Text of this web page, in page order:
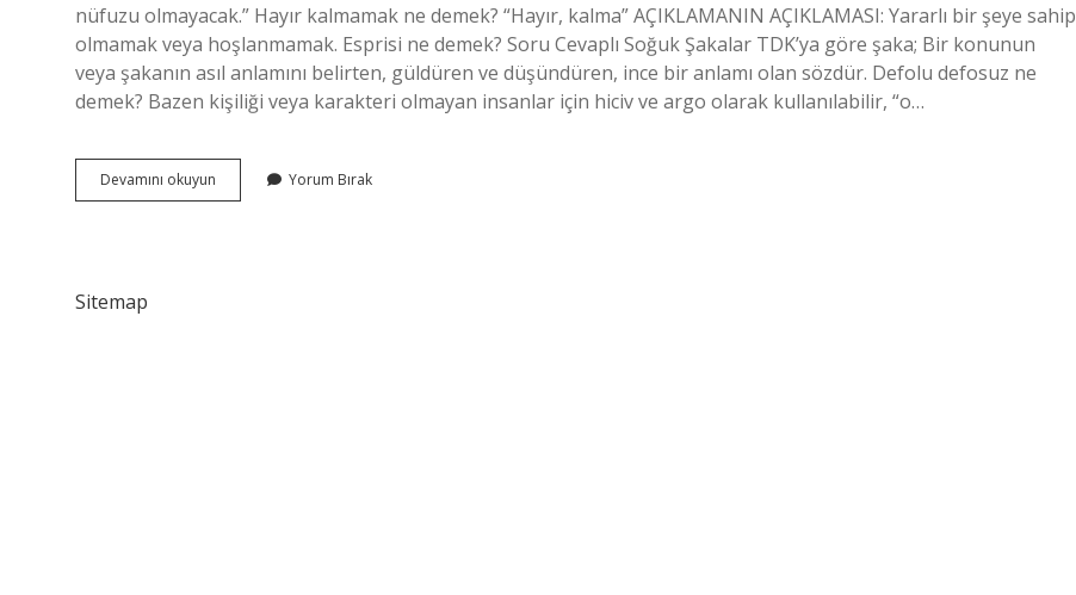
nüfuzu olmayacak.” Hayır kalmamak ne demek? “Hayır, kalma” AÇIKLAMANIN AÇIKLAMASI: Yararlı bir şeye sahip
olmamak veya hoşlanmamak. Esprisi ne demek? Soru Cevaplı Soğuk Şakalar TDK’ya göre şaka; Bir konunun
veya şakanın asıl anlamını belirten, güldüren ve düşündüren, ince bir anlamı olan sözdür. Defolu defosuz ne
demek? Bazen kişiliği veya karakteri olmayan insanlar için hiciv ve argo olarak kullanılabilir, “o…
Devamını okuyun
Kalmamak
Yorum Bırak
Sitemap